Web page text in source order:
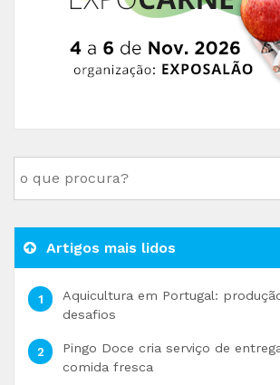
Artigos mais lidos
Aquicultura em Portugal:
desafios
Pingo Doce cria serviço de
comida fresca